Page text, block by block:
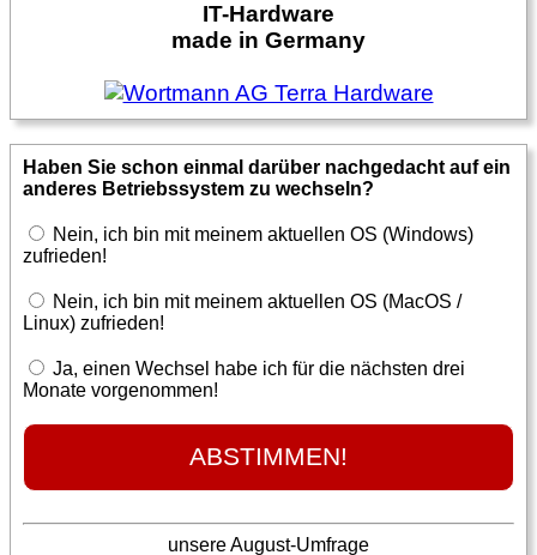
IT-Hardware
made in Germany
Haben Sie schon einmal darüber nachgedacht auf ein
anderes Betriebssystem zu wechseln?
Nein, ich bin mit meinem aktuellen OS (Windows)
zufrieden!
Nein, ich bin mit meinem aktuellen OS (MacOS /
Linux) zufrieden!
Ja, einen Wechsel habe ich für die nächsten drei
Monate vorgenommen!
unsere August-Umfrage